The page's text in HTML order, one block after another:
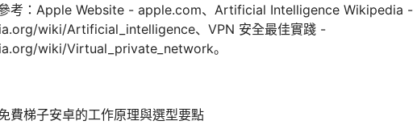
考：Apple Website - apple.com、Artificial Intelligence Wikipedia -
wiki/Artificial_intelligence、VPN 安全最佳實踐 -
wiki/Virtual_private_network。
費梯子安卓的工作原理與選型要點